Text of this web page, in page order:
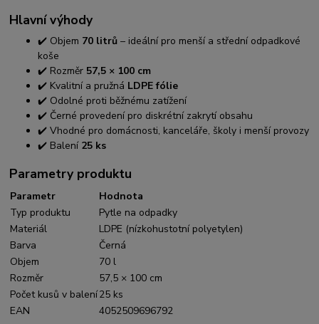
Hlavní výhody
✔️ Objem 70 litrů – ideální pro menší a střední odpadkové
koše
✔️ Rozměr 57,5 × 100 cm
✔️ Kvalitní a pružná LDPE fólie
✔️ Odolné proti běžnému zatížení
✔️ Černé provedení pro diskrétní zakrytí obsahu
✔️ Vhodné pro domácnosti, kanceláře, školy i menší provozy
✔️ Balení 25 ks
Parametry produktu
Parametr
Hodnota
Typ produktu
Pytle na odpadky
Materiál
LDPE (nízkohustotní polyetylen)
Barva
Černá
Objem
70 l
Rozměr
57,5 × 100 cm
Počet kusů v balení25 ks
EAN
4052509696792